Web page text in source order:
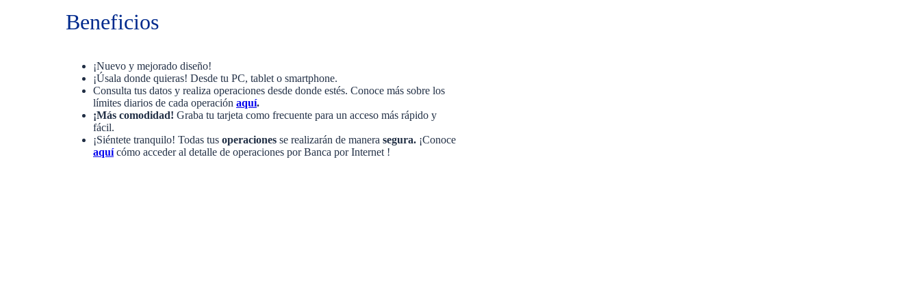
Beneficios
¡Nuevo y mejorado diseño!
¡Úsala donde quieras! Desde tu PC, tablet o smartphone.
Consulta tus datos y realiza operaciones desde donde estés. Conoce más sobre los
límites diarios de cada operación aquí.
¡Más comodidad! Graba tu tarjeta como frecuente para un acceso más rápido y
fácil.
¡Siéntete tranquilo! Todas tus operaciones se realizarán de manera segura. ¡Conoce
aquícómo acceder al detalle de operaciones por Banca por Internet !